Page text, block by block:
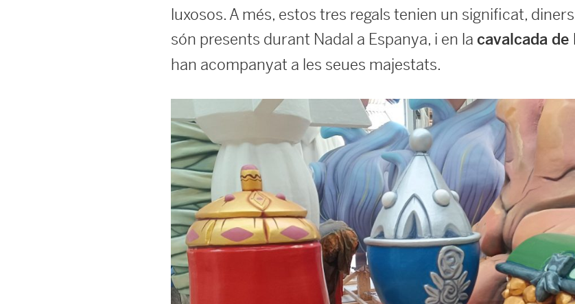
luxosos. A més, estos tres regals tenien un significat,
són presents durant Nadal a Espanya, i en la cavalcada de
han acompanyat a les seues majestats.